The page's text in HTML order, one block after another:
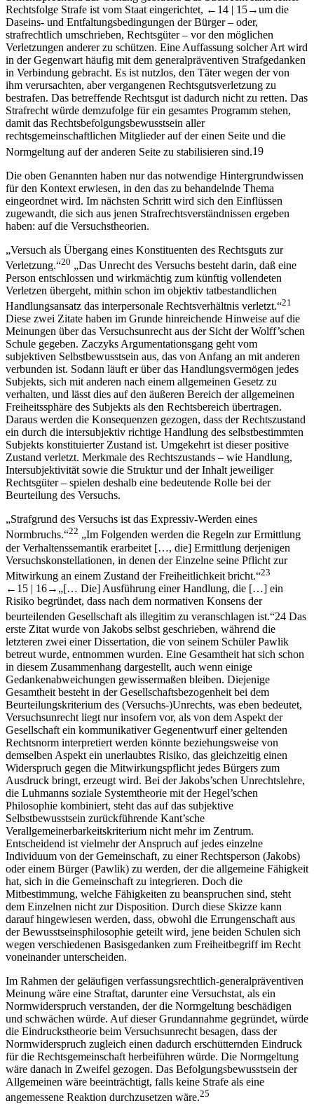
Rechtsfolge Strafe ist vom Staat eingerichtet, ←14 | 15→um die
Daseins- und Entfaltungsbedingungen der Bürger – oder,
strafrechtlich umschrieben, Rechtsgüter – vor den möglichen
Verletzungen anderer zu schützen. Eine Auffassung solcher Art wird
in der Gegenwart häufig mit dem generalpräventiven Strafgedanken
in Verbindung gebracht. Es ist nutzlos, den Täter wegen der von
ihm verursachten, aber vergangenen Rechtsgutsverletzung zu
bestrafen. Das betreffende Rechtsgut ist dadurch nicht zu retten. Das
Strafrecht würde demzufolge für ein gesamtes Programm stehen,
damit das Rechtsbefolgungsbewusstsein aller
rechtsgemeinschaftlichen Mitglieder auf der einen Seite und die
Normgeltung auf der anderen Seite zu stabilisieren sind.19
Die oben Genannten haben nur das notwendige Hintergrundwissen
für den Kontext erwiesen, in den das zu behandelnde Thema
eingeordnet wird. Im nächsten Schritt wird sich den Einflüssen
zugewandt, die sich aus jenen Strafrechtsverständnissen ergeben
haben: auf die Versuchstheorien.
„Versuch als Übergang eines Konstituenten des Rechtsguts zur
Verletzung.“20 „Das Unrecht des Versuchs besteht darin, daß eine
Person entschlossen und wirkmächtig zum künftig vollendeten
Verletzen übergeht, mithin schon im objektiv tatbestandlichen
Handlungsansatz das interpersonale Rechtsverhältnis verletzt.“21
Diese zwei Zitate haben im Grunde hinreichende Hinweise auf die
Meinungen über das Versuchsunrecht aus der Sicht derWolff’schen
Schule gegeben. Zaczyks Argumentationsgang geht vom
subjektiven Selbstbewusstsein aus, das von Anfang an mit anderen
verbunden ist. Sodann läuft er über das Handlungsvermögen jedes
Subjekts, sich mit anderen nach einem allgemeinen Gesetz zu
verhalten, und lässt dies auf den äußeren Bereich der allgemeinen
Freiheitssphäre des Subjekts als den Rechtsbereich übertragen.
Daraus werden die Konsequenzen gezogen, dass der Rechtszustand
ein durch die intersubjektiv richtige Handlung des selbstbestimmten
Subjekts konstituierter Zustand ist. Umgekehrt ist dieser positive
Zustand verletzt. Merkmale des Rechtszustands – wie Handlung,
Intersubjektivität sowie die Struktur und der Inhalt jeweiliger
Rechtsgüter – spielen deshalb eine bedeutende Rolle bei der
Beurteilung des Versuchs.
„Strafgrund des Versuchs ist das Expressiv-Werden eines
Normbruchs.“22 „Im Folgenden werden die Regeln zur Ermittlung
der Verhaltenssemantik erarbeitet […, die] Ermittlung derjenigen
Versuchskonstellationen, in denen der Einzelne seine Pflicht zur
Mitwirkung an einem Zustand der Freiheitlichkeit bricht.“23
←15 | 16→ „[… Die] Ausführung einer Handlung, die […] ein
Risiko begründet, dass nach dem normativen Konsens der
beurteilenden Gesellschaft als illegitim zu veranschlagen ist.“24 Das
erste Zitat wurde von Jakobs selbst geschrieben, während die
letzteren zwei einer Dissertation, die von seinem SchülerPawlik
betreut wurde, entnommen wurden. Eine Gesamtheit hat sich schon
in diesem Zusammenhang dargestellt, auch wenn einige
Gedankenabweichungen gewissermaßen bleiben. Diejenige
Gesamtheit besteht in der Gesellschaftsbezogenheit bei dem
Beurteilungskriterium des (Versuchs-)Unrechts, was eben bedeutet,
Versuchsunrecht liegt nur insofern vor, als von dem Aspekt der
Gesellschaft ein kommunikativer Gegenentwurf einer geltenden
Rechtsnorm interpretiert werden könnte beziehungsweise von
demselben Aspekt ein unerlaubtes Risiko, das gleichzeitig einen
Widerspruch gegen die Mitwirkungspflicht jedes Bürgers zum
Ausdruck bringt, erzeugt wird. Bei derJakobs’schen Unrechtslehre,
die Luhmanns soziale Systemtheorie mit derHegel’schen
Philosophie kombiniert, steht das auf das subjektive
Selbstbewusstsein zurückführende Kant’sche
Verallgemeinerbarkeitskriterium nicht mehr im Zentrum.
Entscheidend ist vielmehr der Anspruch auf jedes einzelne
Individuum von der Gemeinschaft, zu einer Rechtsperson (Jakobs)
oder einem Bürger (Pawlik) zu werden, der die allgemeine Fähigkeit
hat, sich in die Gemeinschaft zu integrieren. Doch die
Mitbestimmung, welche Fähigkeiten zu beanspruchen sind, steht
dem Einzelnen nicht zur Disposition. Durch diese Skizze kann
darauf hingewiesen werden, dass, obwohl die Errungenschaft aus
der Bewusstseinsphilosophie geteilt wird, jene beiden Schulen sich
wegen verschiedenen Basisgedanken zum Freiheitbegriff im Recht
voneinander unterscheiden.
Im Rahmen der geläufigen verfassungsrechtlich-generalpräventiven
Meinung wäre eine Straftat, darunter eine Versuchstat, als ein
Normwiderspruch verstanden, der die Normgeltung beschädigen
und schwächen würde. Auf dieser Grundannahme gegründet, würde
die Eindruckstheorie beim Versuchsunrecht besagen, dass der
Normwiderspruch zugleich einen dadurch erschütternden Eindruck
für die Rechtsgemeinschaft herbeiführen würde. Die Normgeltung
wäre danach in Zweifel gezogen. Das Befolgungsbewusstsein der
Allgemeinen wäre beeinträchtigt, falls keine Strafe als eine
angemessene Reaktion durchzusetzen wäre.25